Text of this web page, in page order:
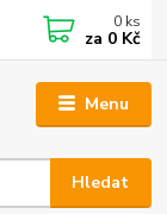
Menu
Hledat
0 ks
za 0 Kč